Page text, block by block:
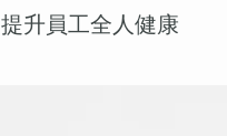
提升員工全人健康